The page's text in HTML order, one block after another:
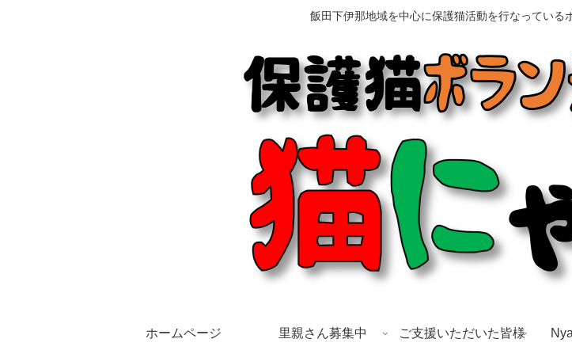
飯田下伊那地域を中心に保護猫活動を行なっている
ホームページ 里親さん募集中 ご支援いただいた皆様